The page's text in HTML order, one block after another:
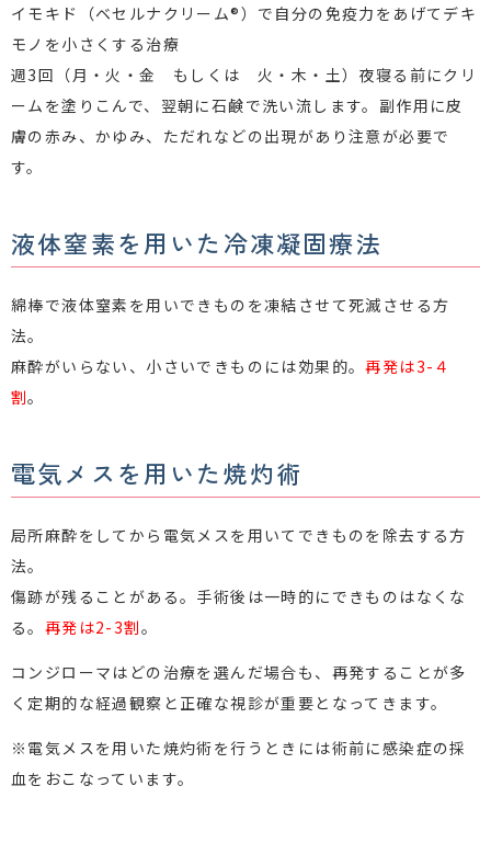
イモキド（ベセルナクリーム®︎）で自分の免疫力をあげてデキ
モノを小さくする治療
週3回（月・火・金 もしくは 火・木・土）夜寝る前にクリ
ームを塗りこんで、翌朝に石鹸で洗い流します。副作用に皮
膚の赤み、かゆみ、ただれなどの出現があり注意が必要で
す。
液体窒素を用いた冷凍凝固療法
綿棒で液体窒素を用いできものを凍結させて死滅させる方
法。
麻酔がいらない、小さいできものには効果的。再発は3-４
割。
電気メスを用いた焼灼術
局所麻酔をしてから電気メスを用いてできものを除去する方
法。
傷跡が残ることがある。手術後は一時的にできものはなくな
る。 再発は2-3割。
コンジローマはどの治療を選んだ場合も、再発することが多
く定期的な経過観察と正確な視診が重要となってきます。
※電気メスを用いた焼灼術を行うときには術前に感染症の採
血をおこなっています。